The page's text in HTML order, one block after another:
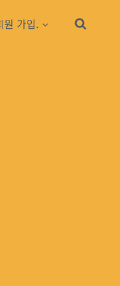
원 가입.